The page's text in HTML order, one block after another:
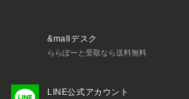
※標準体型を基にした目安でございま
の上お買い求めください。
&mallデスク
ららぽーと受取なら送料無料
LINE公式アカウント